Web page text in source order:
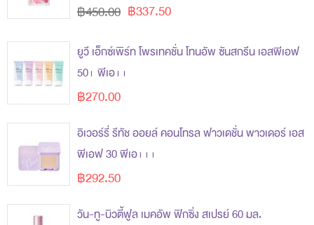
฿337.50
฿450.00
ยูวี เอ็กซ์เพิร์ท โพรเทคชั่น โทนอัพ ซันสกรีน เอสพีเอฟ
50+ พีเอ++
฿270.00
อิเวอร์รี่ รีทัช ออยล์ คอนโทรล ฟาวเดชั่น พาวเดอร์ เอส
พีเอฟ 30 พีเอ+++
฿292.50
วัน-ทู-บิวตี้ฟูล เมคอัพ ฟิกซิ่ง สเปรย์ 60 มล.